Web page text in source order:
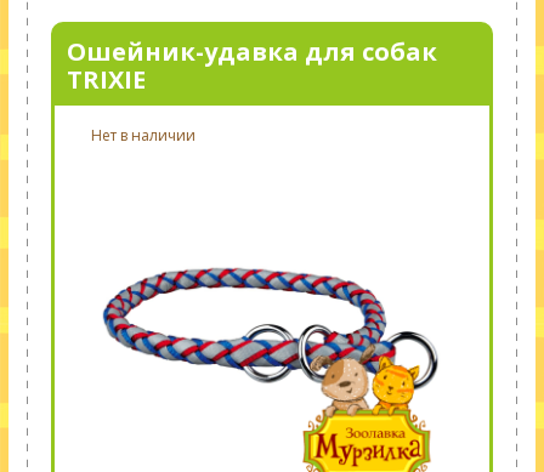
Ошейник-удавка для собак
TRIXIE
Нет в наличии